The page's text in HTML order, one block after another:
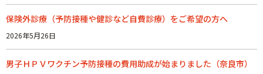
保険外診療（予防接種や健診など自費診療）をご希望の方へ
2026年5月26日
男子ＨＰＶワクチン予防接種の費用助成が始まりました（奈良市）